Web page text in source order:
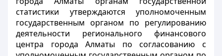
статистики утверждаются уполномоченным
государственным органом по регулированию
деятельности регионального финансового
центра города Алматы по согласованию с